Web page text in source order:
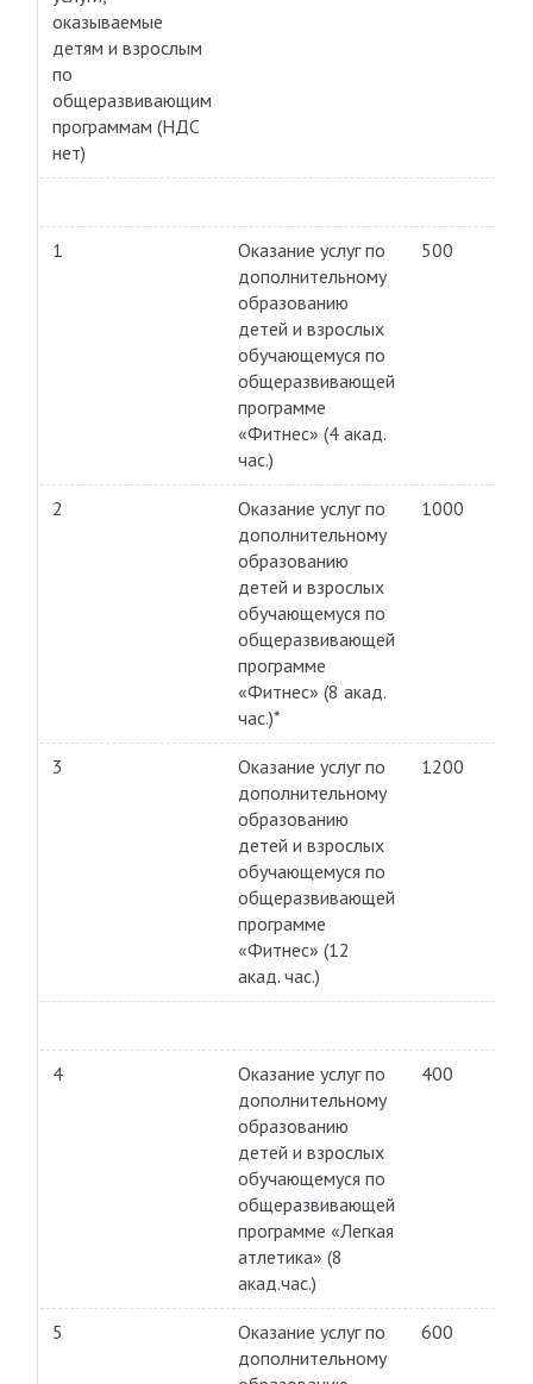
оказываемые
детям и взрослым
по
общеразвивающим
программам (НДС
нет)
1
Оказание услуг по
дополнительному
образованию
детей и взрослых
обучающемуся по
общеразвивающей
программе
«Фитнес» (4 акад.
час.)
500
2
Оказание услуг по
дополнительному
образованию
детей и взрослых
обучающемуся по
общеразвивающей
программе
«Фитнес» (8 акад.
час.)*
1000
3
Оказание услуг по
дополнительному
образованию
детей и взрослых
обучающемуся по
общеразвивающей
программе
«Фитнес» (12
акад. час.)
1200
4
Оказание услуг по
дополнительному
образованию
детей и взрослых
обучающемуся по
общеразвивающей
программе «Легкая
атлетика» (8
акад.час.)
400
5
Оказание услуг по
дополнительному
600